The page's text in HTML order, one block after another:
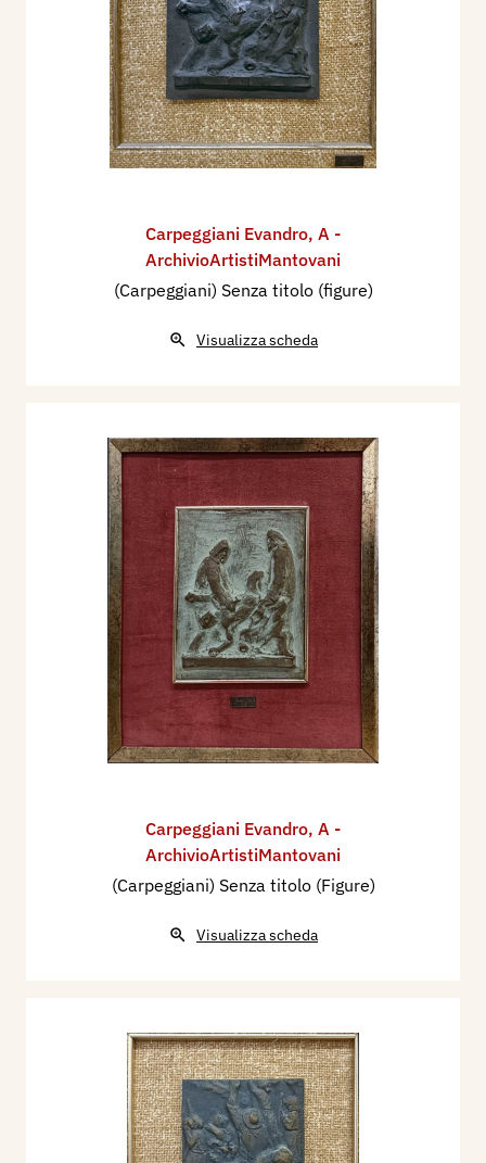
Carpeggiani Evandro, A -
ArchivioArtistiMantovani
(Carpeggiani) Senza titolo (figure)
Visualizza scheda
Carpeggiani Evandro, A -
ArchivioArtistiMantovani
(Carpeggiani) Senza titolo (Figure)
Visualizza scheda